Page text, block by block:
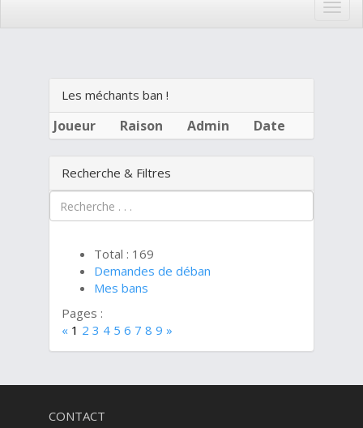
Les méchants ban !
Joueur Raison Admin Date
Recherche & Filtres
Total : 169
Demandes de déban
Mes bans
Pages :
« 1 2 3 4 5 6 7 8 9 »
CONTACT